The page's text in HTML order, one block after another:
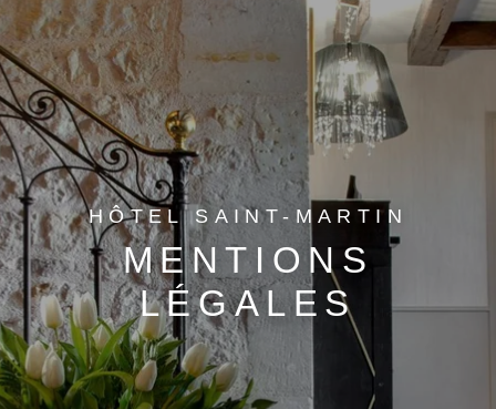
HÔTEL SAINT-MARTIN
MENTIONS
LÉGALES